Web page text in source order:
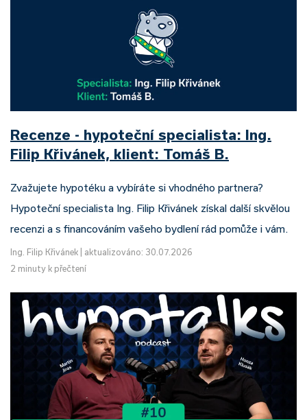
Recenze - hypoteční specialista: Ing.
Filip Křivánek, klient: Tomáš B.
Zvažujete hypotéku a vybíráte si vhodného partnera?
Hypoteční specialista Ing. Filip Křivánek získal další skvělou
recenzi a s financováním vašeho bydlení rád pomůže i vám.
Ing. Filip Křivánek
aktualizováno: 30.07.2026
2 minuty k přečtení